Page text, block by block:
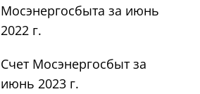
Мосэнергосбыта за июнь
2022 г.
Счет Мосэнергосбыт за
июнь 2023 г.